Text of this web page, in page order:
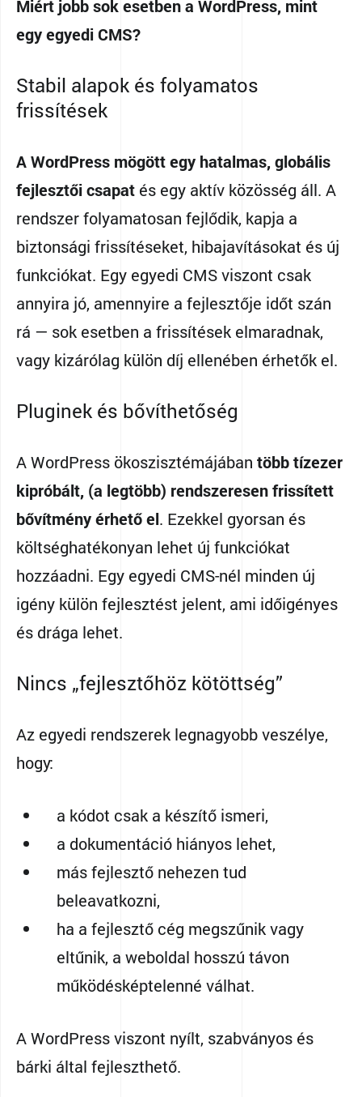
Miért jobb sok esetben a WordPress, mint
egy egyedi CMS?
Stabil alapok és folyamatos
frissítések
A WordPress mögött egy hatalmas, globális
fejlesztői csapat és egy aktív közösség áll. A
rendszer folyamatosan fejlődik, kapja a
biztonsági frissítéseket, hibajavításokat és új
funkciókat. Egy egyedi CMS viszont csak
annyira jó, amennyire a fejlesztője időt szán
rá — sok esetben a frissítések elmaradnak,
vagy kizárólag külön díj ellenében érhetők el.
Pluginek és bővíthetőség
A WordPress ökoszisztémájában több tízezer
kipróbált, (a legtöbb) rendszeresen frissített
bővítmény érhető el. Ezekkel gyorsan és
költséghatékonyan lehet új funkciókat
hozzáadni. Egy egyedi CMS-nél minden új
igény külön fejlesztést jelent, ami időigényes
és drága lehet.
Nincs „fejlesztőhöz kötöttség”
Az egyedi rendszerek legnagyobb veszélye,
hogy:
a kódot csak a készítő ismeri,
a dokumentáció hiányos lehet,
más fejlesztő nehezen tud
beleavatkozni,
ha a fejlesztő cég megszűnik vagy
eltűnik, a weboldal hosszú távon
működésképtelenné válhat.
A WordPress viszont nyílt, szabványos és
bárki által fejleszthető.